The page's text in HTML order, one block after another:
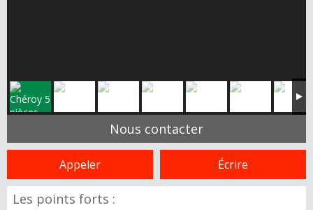
Nous contacter
Appeler Écrire
Les points forts :